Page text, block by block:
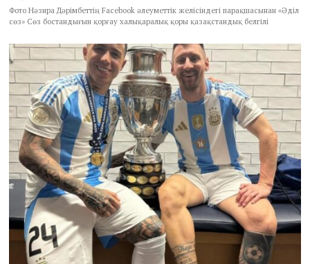
Фото Нәзира Дәрімбеттің Facebook әлеуметтік желісіндегі парақшасынан «Әділ
сөз» Сөз бостандығын қорғау халықаралық қоры қазақстандық белгілі